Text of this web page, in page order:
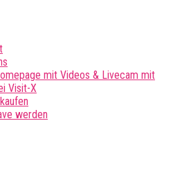
mit Videos & Livecam mit
Visit-X
werden